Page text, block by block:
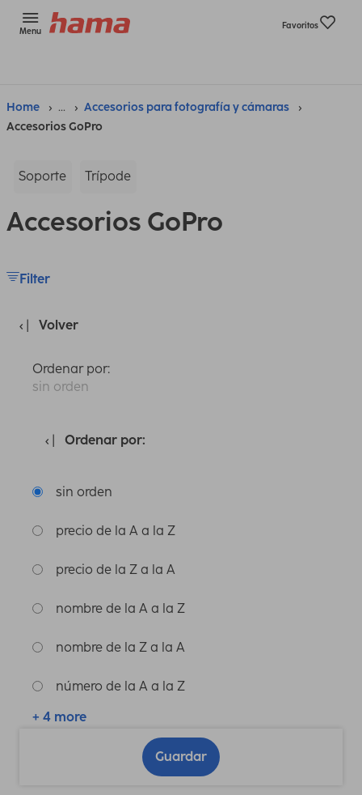
Menu
Favoritos
Home ...
Accesorios para fotografía y cámaras
Accesorios GoPro
Soporte Trípode
Accesorios GoPro
Filter
Volver
Ordenar por:
sin orden
Ordenar por:
sin orden
precio de la A a la Z
precio de la Z a la A
nombre de la A a la Z
nombre de la Z a la A
número de la A a la Z
+ 4 more
Guardar